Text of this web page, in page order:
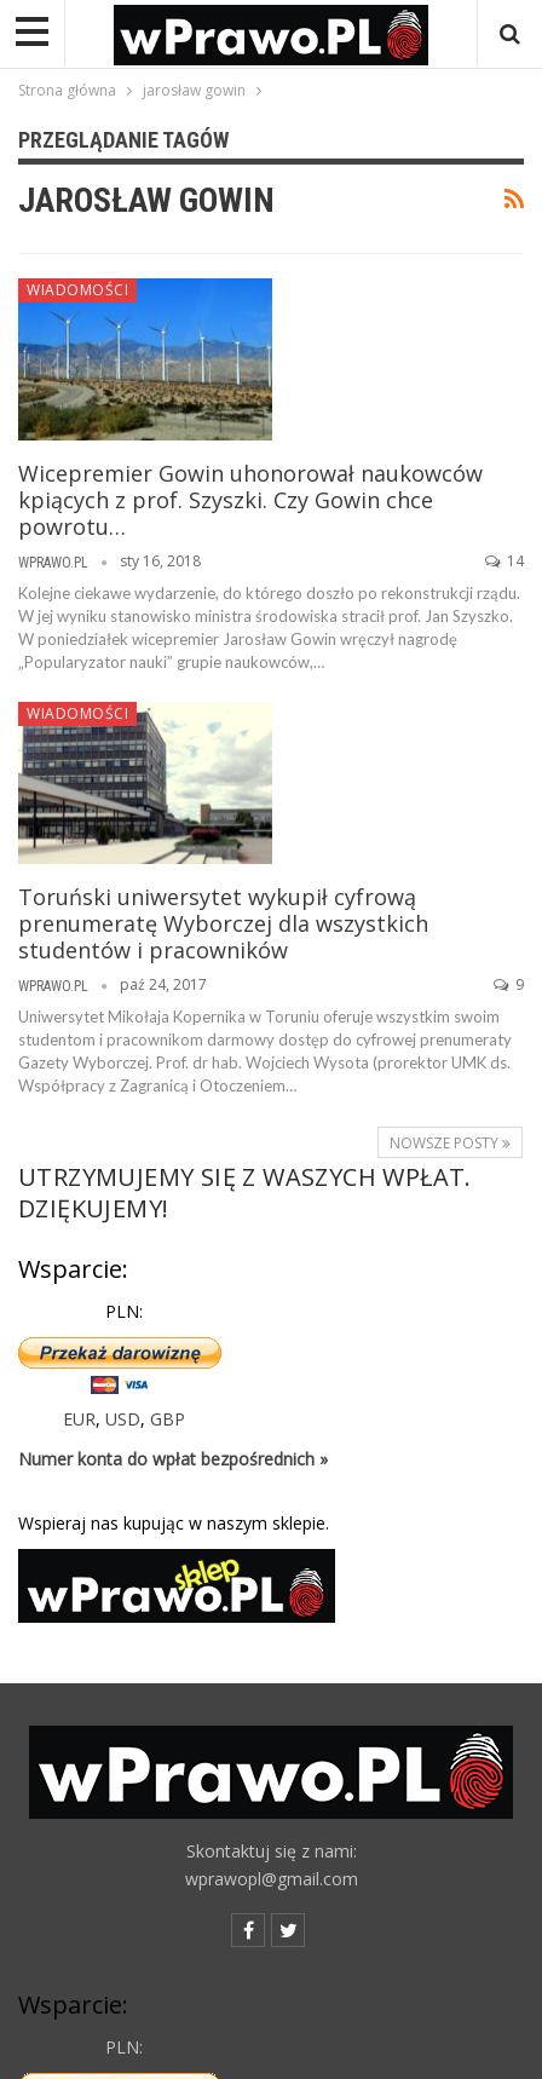
Strona główna jarosław gowin
PRZEGLĄDANIE TAGÓW
JAROSŁAW GOWIN
WIADOMOŚCI
Wicepremier Gowin uhonorował naukowców
kpiących z prof. Szyszki. Czy Gowin chce
powrotu…
WPRAWO.PL sty 16, 2018 14
Kolejne ciekawe wydarzenie, do którego doszło po rekonstrukcji rządu.
W jej wyniku stanowisko ministra środowiska stracił prof. Jan Szyszko.
W poniedziałek wicepremier Jarosław Gowin wręczył nagrodę
„Popularyzator nauki” grupie naukowców,…
WIADOMOŚCI
Toruński uniwersytet wykupił cyfrową
prenumeratę Wyborczej dla wszystkich
studentów i pracowników
WPRAWO.PL paź 24, 2017 9
Uniwersytet Mikołaja Kopernika w Toruniu oferuje wszystkim swoim
studentom i pracownikom darmowy dostęp do cyfrowej prenumeraty
Gazety Wyborczej. Prof. dr hab. Wojciech Wysota (prorektor UMK ds.
Współpracy z Zagranicą i Otoczeniem…
NOWSZE POSTY
UTRZYMUJEMY SIĘ Z WASZYCH WPŁAT.
DZIĘKUJEMY!
Wsparcie:
PLN:
EUR, USD, GBP
Numer konta do wpłat bezpośrednich »
Wspieraj nas kupując w naszym sklepie.
Skontaktuj się z nami:
wprawopl@gmail.com
Wsparcie:
PLN: